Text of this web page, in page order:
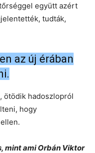
együtt azért
tudták,
az új érában
ötödik hadoszlopról
hogy
mint ami Orbán Viktor